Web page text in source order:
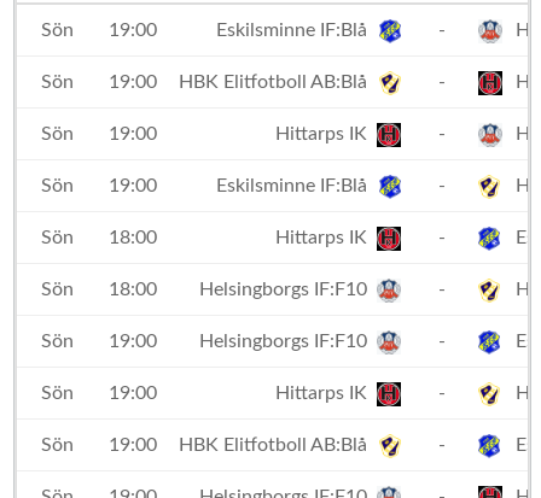
Sön 19:00 Eskilsminne IF:Blå -
Sön 19:00 HBK Elitfotboll AB:Blå -
Sön 19:00 Hittarps IK -
Sön 19:00 Eskilsminne IF:Blå -
Sön 18:00 Hittarps IK -
Sön 18:00 Helsingborgs IF:F10 -
Sön 19:00 Helsingborgs IF:F10 -
Sön 19:00 Hittarps IK -
Sön 19:00 HBK Elitfotboll AB:Blå -